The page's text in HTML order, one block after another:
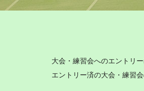
大会・練習会へのエントリ
エントリー済の大会・練習